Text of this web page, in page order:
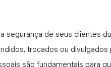
de seus clientes
trocados ou
são fundamentais para